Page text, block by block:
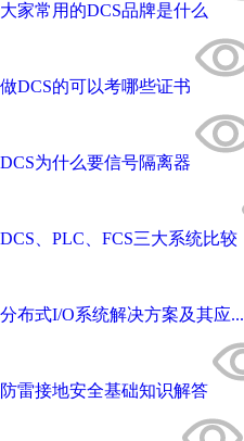
大家常用的DCS品牌是什么
做DCS的可以考哪些证书
DCS为什么要信号隔离器
DCS、PLC、FCS三大系统比较
分布式I/O系统解决方案及其应...
防雷接地安全基础知识解答